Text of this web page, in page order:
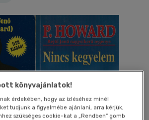
könyvajánlatok!
érdekében, hogy az ízléséhez minél
tudjunk a figyelmébe ajánlani, arra kérjük,
szükséges cookie-kat a „Rendben” gomb